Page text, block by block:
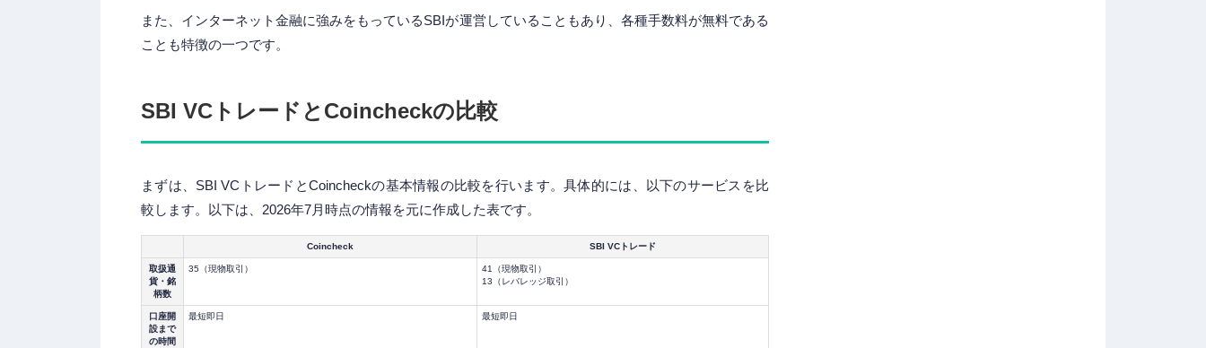
また、インターネット金融に強みをもっているSBIが運営していることもあり、各種手数料が無料である
ことも特徴の一つです。
SBI VCトレードとCoincheckの比較
まずは、SBI VCトレードとCoincheckの基本情報の比較を行います。具体的には、以下のサービスを比
較します。以下は、2026年7月時点の情報を元に作成した表です。
Coincheck SBI VCトレード
取扱通
貨・銘
柄数
35（現物取引）
41（現物取引）
13（レバレッジ取引）
口座開
設まで
の時間
最短即日 最短即日